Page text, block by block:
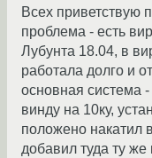
Всех приветствую
проблема - есть
Лубунта 18.04, в
работала долго и
основная система
винду на 10ку,
положено накатил
добавил туда ту же